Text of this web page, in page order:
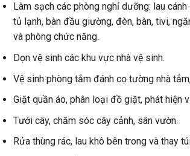
Làm sạch các phòng nghỉ dưỡng: lau
tủ lạnh, bàn đầu giường, đèn, bàn, tivi,
và phòng chức năng.
Dọn vệ sinh các khu vực nhà vệ sinh.
Vệ sinh phòng tắm đánh cọ tường nhà
Giặt quần áo, phân loại đồ giặt, phát hiện
Tưới cây, chăm sóc cây cảnh, sân vườn.
Rửa thùng rác, lau khô bên trong và thay